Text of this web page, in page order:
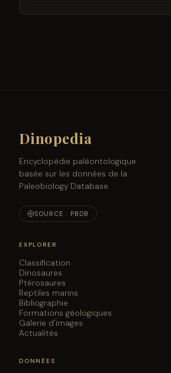
Dinopedia
Encyclopédie paléontologique
basée sur les données de la
Paleobiology Database.
SOURCE : PBDB
EXPLORER
Classification
Dinosaures
Ptérosaures
Reptiles marins
Bibliographie
Formations géologiques
Galerie d'images
Actualités
DONNÉES